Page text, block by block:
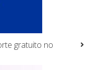
gratuito no